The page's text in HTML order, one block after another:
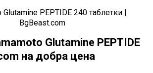
Glutamine PEPTIDE
на добра цена